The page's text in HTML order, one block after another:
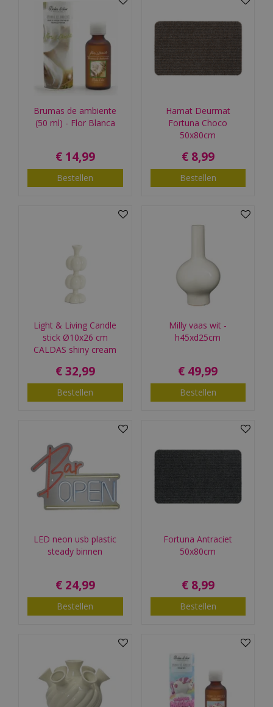
Brumas de ambiente
(50 ml) - Flor Blanca
€ 14,99
Bestellen
Hamat Deurmat
Fortuna Choco
50x80cm
€ 8,99
Bestellen
Light & Living Candle
stick Ø10x26 cm
CALDAS shiny cream
€ 32,99
Bestellen
Milly vaas wit -
h45xd25cm
€ 49,99
Bestellen
LED neon usb plastic
steady binnen
€ 24,99
Bestellen
Fortuna Antraciet
50x80cm
€ 8,99
Bestellen